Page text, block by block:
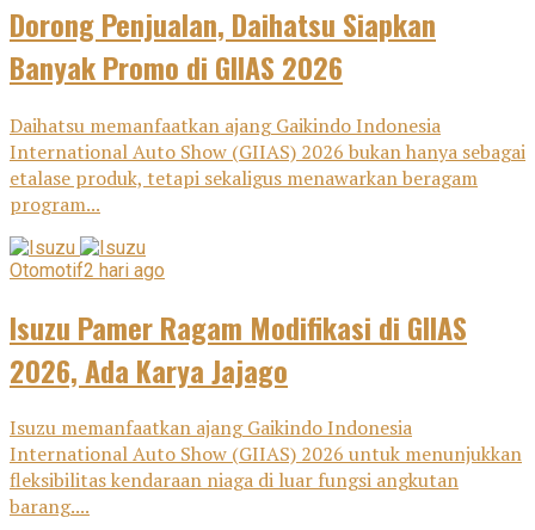
Dorong Penjualan, Daihatsu Siapkan
Banyak Promo di GIIAS 2026
Daihatsu memanfaatkan ajang Gaikindo Indonesia
International Auto Show (GIIAS) 2026 bukan hanya sebagai
etalase produk, tetapi sekaligus menawarkan beragam
program...
Otomotif2 hari ago
Isuzu Pamer Ragam Modifikasi di GIIAS
2026, Ada Karya Jajago
Isuzu memanfaatkan ajang Gaikindo Indonesia
International Auto Show (GIIAS) 2026 untuk menunjukkan
fleksibilitas kendaraan niaga di luar fungsi angkutan
barang....